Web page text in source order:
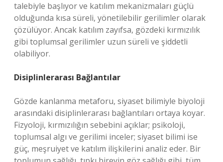
talebiyle başlıyor ve katılım mekanizmaları güçlü
olduğunda kısa süreli, yönetilebilir gerilimler olarak
çözülüyor. Ancak katılım zayıfsa, gözdeki kırmızılık
gibi toplumsal gerilimler uzun süreli ve şiddetli
olabiliyor.
Disiplinlerarası Bağlantılar
Gözde kanlanma metaforu, siyaset bilimiyle biyoloji
arasındaki disiplinlerarası bağlantıları ortaya koyar.
Fizyoloji, kırmızılığın sebebini açıklar; psikoloji,
toplumsal algı ve gerilimi inceler; siyaset bilimi ise
güç, meşruiyet ve katılım ilişkilerini analiz eder. Bir